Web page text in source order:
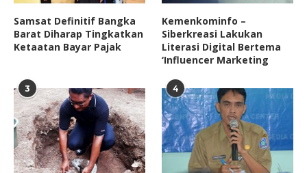
Samsat Definitif Bangka
Barat Diharap Tingkatkan
Ketaatan Bayar Pajak
Kemenkominfo –
Siberkreasi Lakukan
Literasi Digital Bertema
‘Influencer Marketing
3 4